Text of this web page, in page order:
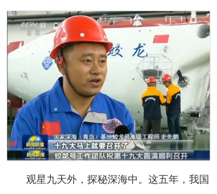
观星九天外，探秘深海中。这五年，我国